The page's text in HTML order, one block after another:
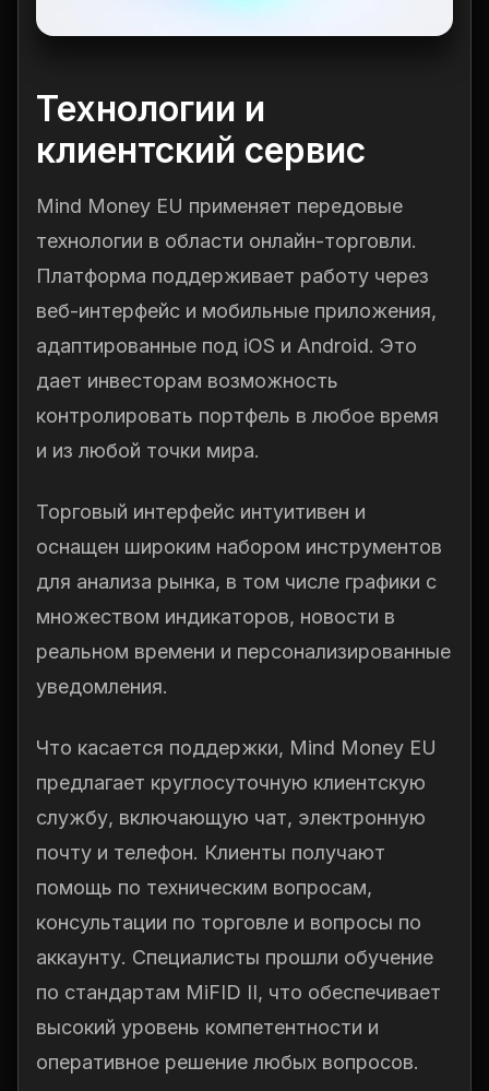
Технологии и
клиентский сервис
Mind Money EU применяет передовые
технологии в области онлайн-торговли.
Платформа поддерживает работу через
веб-интерфейс и мобильные приложения,
адаптированные под iOS и Android. Это
дает инвесторам возможность
контролировать портфель в любое время
и из любой точки мира.
Торговый интерфейс интуитивен и
оснащен широким набором инструментов
для анализа рынка, в том числе графики с
множеством индикаторов, новости в
реальном времени и персонализированные
уведомления.
Что касается поддержки, Mind Money EU
предлагает круглосуточную клиентскую
службу, включающую чат, электронную
почту и телефон. Клиенты получают
помощь по техническим вопросам,
консультации по торговле и вопросы по
аккаунту. Специалисты прошли обучение
по стандартам MiFID II, что обеспечивает
высокий уровень компетентности и
оперативное решение любых вопросов.